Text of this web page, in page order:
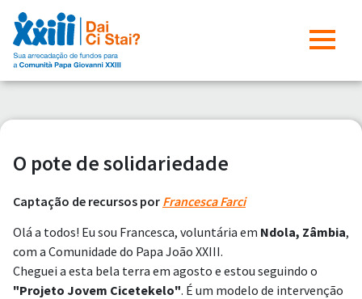
O pote de solidariedade
Captação de recursos por Francesca Farci
Olá a todos! Eu sou Francesca, voluntária em Ndola, Zâmbia,
com a Comunidade do Papa João XXIII.
Cheguei a esta bela terra em agosto e estou seguindo o
"Projeto Jovem Cicetekelo". É um modelo de intervenção